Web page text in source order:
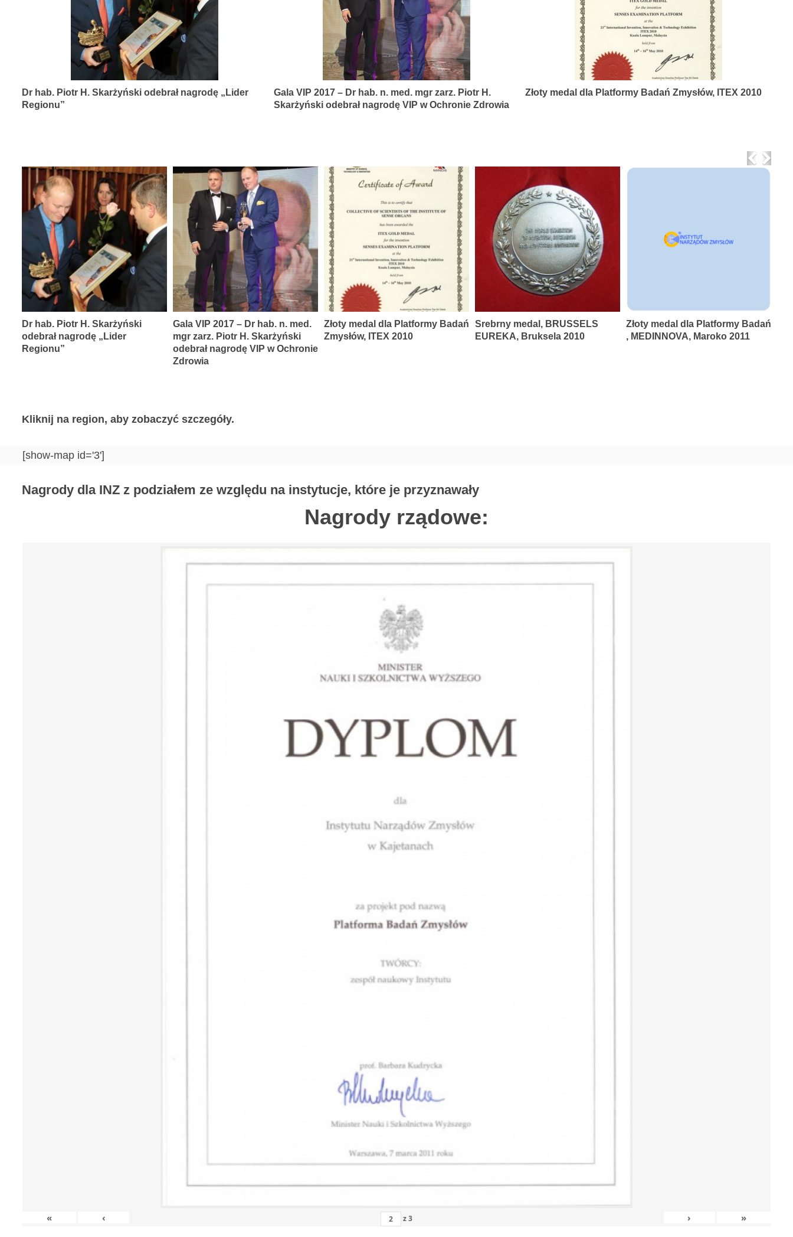
schorzeń
narządów
Dr hab. Piotr H. Skarżyński odebrał nagrodę „Lider
Regionu”
Gala VIP 2017 – Dr hab. n. med. mgr zarz. Piotr H.
Skarżyński odebrał nagrodę VIP w Ochronie Zdrowia
Złoty medal dla Platformy Badań Zmysłów, ITEX 2010
Dr hab. Piotr H. Skarżyński
odebrał nagrodę „Lider
Regionu”
Gala VIP 2017 – Dr hab. n. med.
mgr zarz. Piotr H. Skarżyński
odebrał nagrodę VIP w Ochronie
Zdrowia
Złoty medal dla Platformy Badań
Zmysłów, ITEX 2010
Srebrny medal, BRUSSELS
EUREKA, Bruksela 2010
Złoty medal dla Platformy Badań
, MEDINNOVA, Maroko 2011
Next
Kliknij na region, aby zobaczyć szczegóły.
[show-map id='3']
Nagrody dla INZ z podziałem ze względu na instytucje, które je przyznawały
Nagrody rządowe:
« ‹ z3 › »